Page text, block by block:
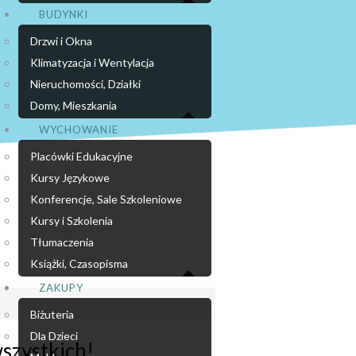
BUDYNKI
Drzwi i Okna
Klimatyzacja i Wentylacja
Nieruchomości, Działki
Domy, Mieszkania
WYCHOWANIE
Placówki Edukacyjne
Kursy Językowe
Konferencje, Sale Szkoleniowe
Kursy i Szkolenia
Tłumaczenia
Książki, Czasopisma
ZAKUPY
Biżuteria
Dla Dzieci